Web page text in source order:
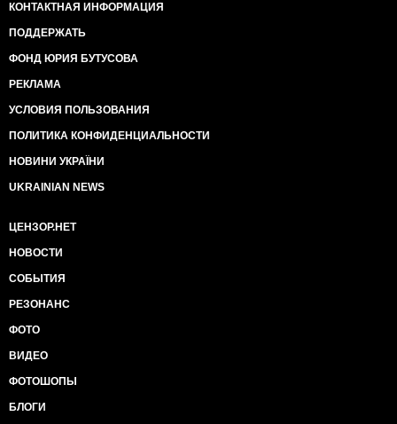
КОНТАКТНАЯ ИНФОРМАЦИЯ
ПОДДЕРЖАТЬ
ФОНД ЮРИЯ БУТУСОВА
РЕКЛАМА
УСЛОВИЯ ПОЛЬЗОВАНИЯ
ПОЛИТИКА КОНФИДЕНЦИАЛЬНОСТИ
НОВИНИ УКРАЇНИ
UKRAINIAN NEWS
ЦЕНЗОР.НЕТ
НОВОСТИ
СОБЫТИЯ
РЕЗОНАНС
ФОТО
ВИДЕО
ФОТОШОПЫ
БЛОГИ